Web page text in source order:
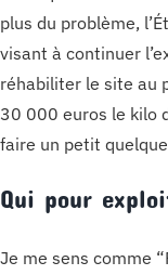
plus du problème,
visant à continuer
réhabiliter le site au
30 000 euros le kilo
faire un petit
Qui pour
Je me sens comme